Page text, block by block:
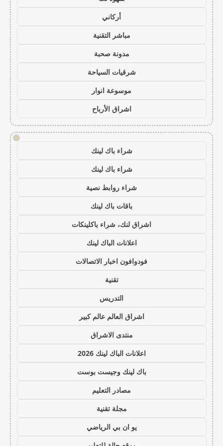
أركاني
مباشر التقنية
مدونة صحبة
شرقيات السياحة
موسوعة انوار
اشراق الأرباح
!
شراء باك لينك
شراء باك لينك
شراء روابط نصية
باقات باك لينك
اشراق لنك، شراء باكلينكات
اعلانات الباك لينك
فودوافون اخبار الاتصالات
تقنية
التدريس
اشراق العالم عالم كبير
منتدى الاشراق
اعلانات الباك لينك 2026
باك لينك وجيست بوست
مصادر التعليم
مجلة تقنية
يو ان بي الرياضي